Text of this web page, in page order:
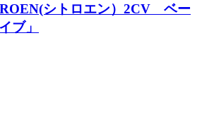
シトロエン）2CV ベー
ブ」